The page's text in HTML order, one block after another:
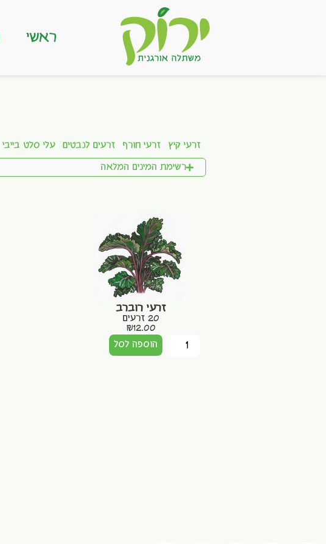
ראשי
זרעי קיץ זרעי חורף זרעים לנבטים עלי סלט בייבי
רשימת המינים המלאה
זרעי רוברב
20 זרעים
₪12.00
הוספה לסל